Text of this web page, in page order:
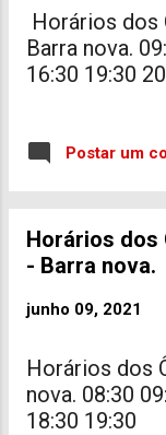
Horários dos
Barra nova.
16:30 19:30
Postar um
Horários dos
- Barra nova.
junho 09, 2021
Horários dos
nova. 08:30
18:30 19:30